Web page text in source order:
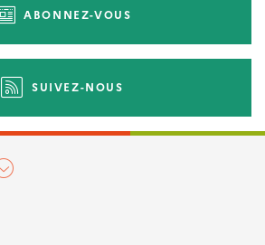
ABONNEZ-VOUS
SUIVEZ-NOUS